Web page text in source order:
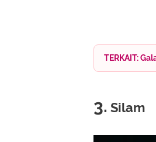
TERKAIT:
3. Silam